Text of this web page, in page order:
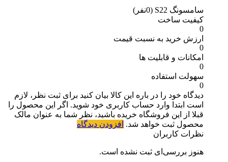
سامسونگ S22
(0نفر)
کیفیت ساخت
0
ارزش خرید به نسبت قیمت
0
امکانات و قابلیت ها
0
سهولت استفاده
0
دیدگاه خود را در باره این کالا بیان کنید برای ثبت نظر، لازم
است ابتدا وارد حساب کاربری خود شوید. اگر این محصول را
قبلا از این فروشگاه خریده باشید، نظر شما به عنوان مالک
محصول ثبت خواهد شد. افزودن دیدگاه
نظرات کاربران
هنوز بررسی‌ای ثبت نشده است.